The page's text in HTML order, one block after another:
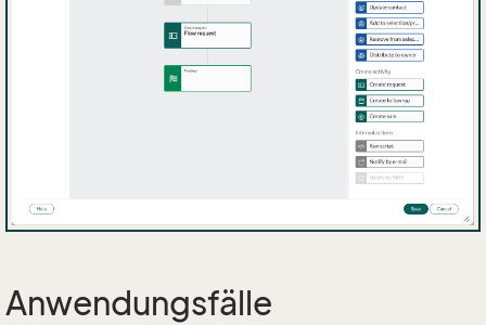
Anwendungsfälle